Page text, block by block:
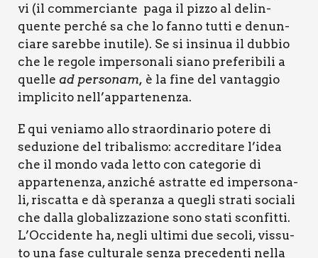
vi (il com­mer­cian­te paga il piz­zo al delin­
quen­te per­ché sa che lo fan­no tut­ti e denun­
cia­re sareb­be inu­ti­le). Se si insi­nua il dub­bio
che le rego­le imper­so­na­li sia­no pre­fe­ri­bi­li a
quel­le ad per­so­nam, è la fine del van­tag­gio
impli­ci­to nell’appartenenza.
E qui venia­mo allo straor­di­na­rio pote­re di
sedu­zio­ne del tri­ba­li­smo: accre­di­ta­re l’idea
che il mon­do vada let­to con cate­go­rie di
appar­te­nen­za, anzi­ché astrat­te ed imper­so­na­
li, riscat­ta e dà spe­ran­za a que­gli stra­ti socia­li
che dal­la glo­ba­liz­za­zio­ne sono sta­ti scon­fit­ti.
L’Occidente ha, negli ulti­mi due seco­li, vis­su­
to una fase cul­tu­ra­le sen­za pre­ce­den­ti nel­la